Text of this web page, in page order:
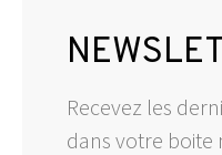
Recevez les
dans votre boite